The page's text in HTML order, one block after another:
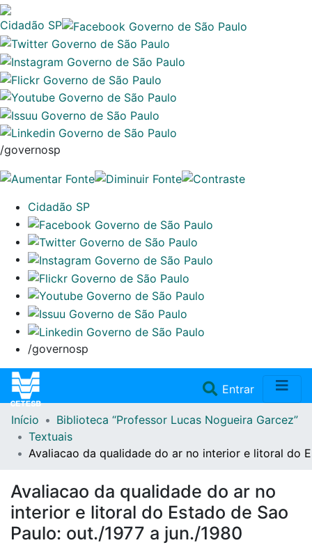
Cidadão SP
/governosp
Cidadão SP
/governosp
Entrar(current)
Home
Repositório
Doações/Aquisições
Início
Biblioteca “Professor Lucas Nogueira Garcez”
Textuais
Avaliacao da qualidade do ar no interior e litoral do
Avaliacao da qualidade do ar no
interior e litoral do Estado de Sao
Paulo: out./1977 a jun./1980